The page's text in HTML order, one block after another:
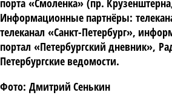
порта «Смоленка» (пр.
Информационные партнёры:
телеканал «Санкт-Петербург»,
портал «Петербургский дневник»,
Петербургские ведомости.
Фото: Дмитрий Сенькин